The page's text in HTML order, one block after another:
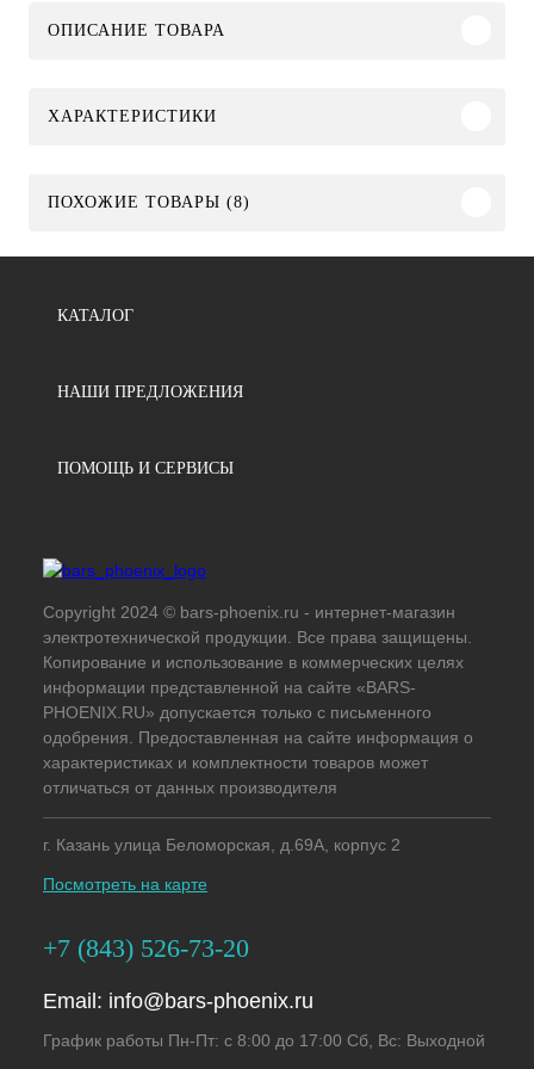
ОПИСАНИЕ ТОВАРА
ХАРАКТЕРИСТИКИ
ПОХОЖИЕ ТОВАРЫ (8)
КАТАЛОГ
НАШИ ПРЕДЛОЖЕНИЯ
ПОМОЩЬ И СЕРВИСЫ
Copyright 2024 © bars-phoenix.ru - интернет-магазин
электротехнической продукции. Все права защищены.
Копирование и использование в коммерческих целях
информации представленной на сайте «BARS-
PHOENIX.RU» допускается только с письменного
одобрения. Предоставленная на сайте информация о
характеристиках и комплектности товаров может
отличаться от данных производителя
г. Казань улица Беломорская, д.69А, корпус 2
Посмотреть на карте
+7 (843) 526-73-20
Email: info@bars-phoenix.ru
График работы Пн-Пт: с 8:00 до 17:00 Сб, Вс: Выходной